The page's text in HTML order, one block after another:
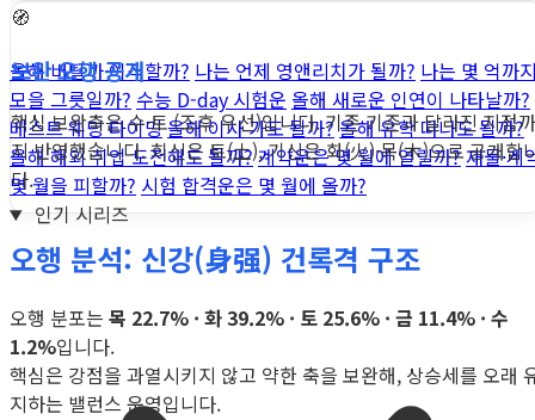
올해 버틸까 이직할까? 나는 언제 영앤리치가 될까? 나는 몇 억까
모을 그릇일까? 수능 D-day 시험운 올해 새로운 인연이 나타날까?
베스트 웨딩 타이밍 올해 이사 가도 될까?올해 유학 떠나도 될까?
올해 해외 취업 도전해도 될까?계약운은 몇 월에 열릴까?재물·계
몇 월을 피할까? 시험 합격운은 몇 월에 올까?
인기 시리즈
🧭
보완 오행 공개
핵심 보완축은 수·토 (조후 우선)입니다. 기존 기준과 달라진 지점까
지 반영했습니다. 희신은 토(土), 기신은 화(火)·목(木)으로 공개합
다.
오행 분석: 신강(身强) 건록격 구조
오행 분포는 목 22.7% · 화 39.2% · 토 25.6% · 금 11.4% · 수
1.2%입니다.
핵심은 강점을 과열시키지 않고 약한 축을 보완해, 상승세를 오래
지하는 밸런스 운영입니다.